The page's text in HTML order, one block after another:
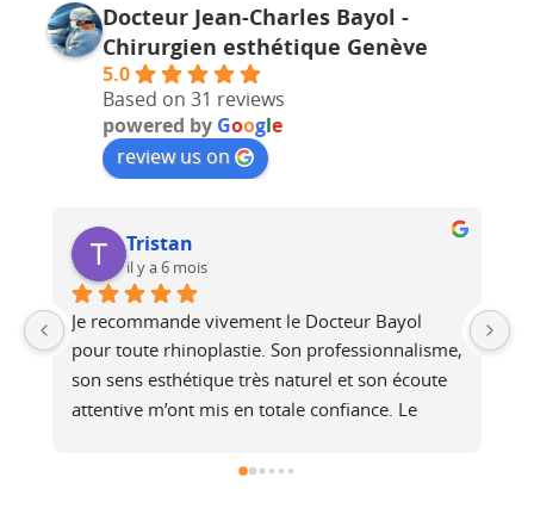
Docteur Jean-Charles Bayol -
Chirurgien esthétique Genève
5.0
Based on 31 reviews
powered by Google
review us on
Tristan
il y a 6 mois
Je recommande vivement le Docteur Bayol
pour toute rhinoplastie. Son professionnalisme,
son sens esthétique très naturel et son écoute
attentive m’ont mis en totale confiance. Le